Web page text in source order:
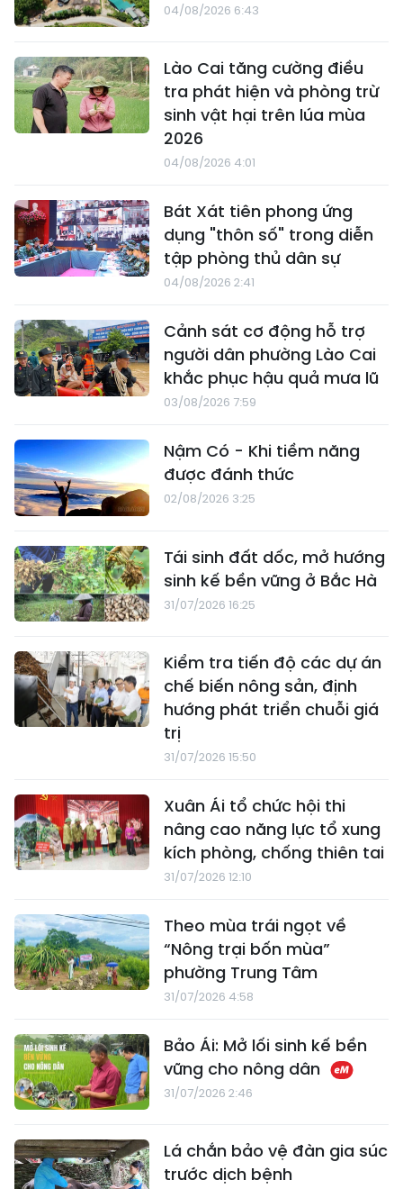
04/08/2026 6:43
Lào Cai tăng cường điều
tra phát hiện và phòng trừ
sinh vật hại trên lúa mùa
2026
04/08/2026 4:01
Bát Xát tiên phong ứng
dụng "thôn số" trong diễn
tập phòng thủ dân sự
04/08/2026 2:41
Cảnh sát cơ động hỗ trợ
người dân phường Lào Cai
khắc phục hậu quả mưa lũ
03/08/2026 7:59
Nậm Có - Khi tiềm năng
được đánh thức
02/08/2026 3:25
Tái sinh đất dốc, mở hướng
sinh kế bền vững ở Bắc Hà
31/07/2026 16:25
Kiểm tra tiến độ các dự án
chế biến nông sản, định
hướng phát triển chuỗi giá
trị
31/07/2026 15:50
Xuân Ái tổ chức hội thi
nâng cao năng lực tổ xung
kích phòng, chống thiên tai
31/07/2026 12:10
Theo mùa trái ngọt về
“Nông trại bốn mùa”
phường Trung Tâm
31/07/2026 4:58
Bảo Ái: Mở lối sinh kế bền
vững cho nông dân
31/07/2026 2:46
Lá chắn bảo vệ đàn gia súc
trước dịch bệnh